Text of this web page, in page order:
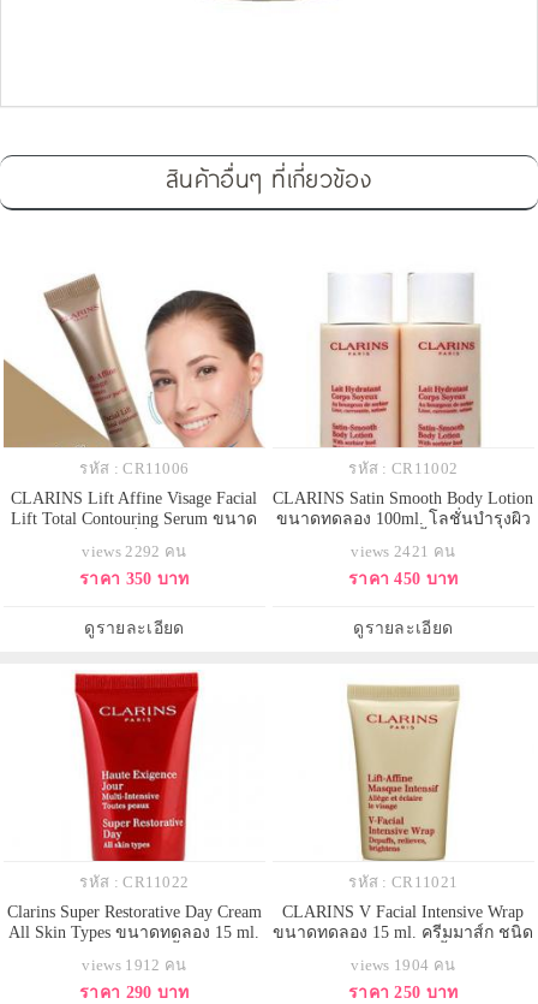
สินค้าอื่นๆ ที่เกี่ยวข้อง
รหัส : CR11006
CLARINS Lift Affine Visage Facial
Lift Total Contouring Serum ขนาด
ความงามเพื่อใบหน้าดูกระชับสวยใน
อุดมคติ ด้วยนวัตกรรม 3D Refining
รังสรรค์มาเพื่อผู้หญิงเอเชียโดย
เฉพาะ เซรั่มเน
views 2292 คน
ราคา 350 บาท
ดูรายละเอียด
รหัส : CR11002
CLARINS Satin Smooth Body Lotion
ขนาดทดลอง 100ml. โลชั่นบำรุงผิว
สัมผัสที่เรียบลื่น ซึมซาบไว ไม่เหนียว
เหนอะหนะ ช่วยลดและชะลอการ
เนียนนุ่ม เปล่งปลั่ง สดใส สุขภาพดี
จากส่วนผสมของสารสกัดจา
views 2421 คน
ราคา 450 บาท
ดูรายละเอียด
รหัส : CR11022
Clarins Super Restorative Day Cream
All Skin Types ขนาดทดลอง 15 ml.
กลางวัน ด้วยสารสกัด Pueraria
Lobata ช่วยซ่อมแซม คืนความ
views 1912 คน
ราคา 290 บาท
รหัส : CR11021
CLARINS V Facial Intensive Wrap
ขนาดทดลอง 15 ml. ครีมมาส์ก ชนิด
เข้ารูป สัมผัสของผิวที่เนียนนุ่ม ฟื้นฟู
ผิวจากความเครียด ความร้อน และ
views 1904 คน
ราคา 250 บาท